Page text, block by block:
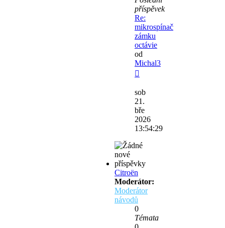
příspěvek
Re:
mikrospínač
zámku
octávie
od
Michal3
poslední
příspěvek
sob
21.
bře
2026
13:54:29
Citroën
Moderátor:
Moderátor
návodů
0
Témata